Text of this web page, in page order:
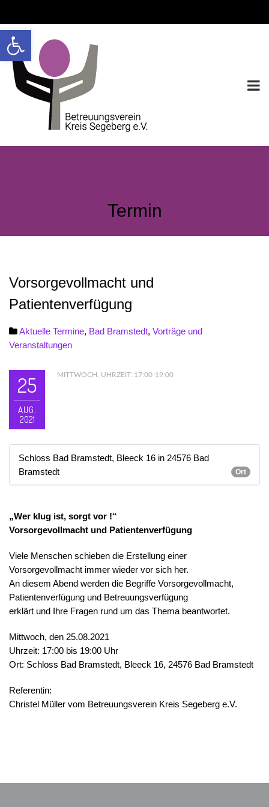
Werkzeugleiste öffnen
Termin
Vorsorgevollmacht und
Patientenverfügung
Aktuelle Termine, Bad Bramstedt, Vorträge und
Veranstaltungen
25
AUG.
2021
MITTWOCH, UHRZEIT: 17:00-19:00
Schloss Bad Bramstedt, Bleeck 16 in 24576 Bad
Bramstedt
Ort
„Wer klug ist, sorgt vor !“
Vorsorgevollmacht und Patientenverfügung
Viele Menschen schieben die Erstellung einer
Vorsorgevollmacht immer wieder vor sich her.
An diesem Abend werden die Begriffe Vorsorgevollmacht,
Patientenverfügung und Betreuungsverfügung
erklärt und Ihre Fragen rund um das Thema beantwortet.
Mittwoch, den 25.08.2021
Uhrzeit: 17:00 bis 19:00 Uhr
Ort: Schloss Bad Bramstedt, Bleeck 16, 24576 Bad Bramstedt
Referentin:
Christel Müller vom Betreuungsverein Kreis Segeberg e.V.